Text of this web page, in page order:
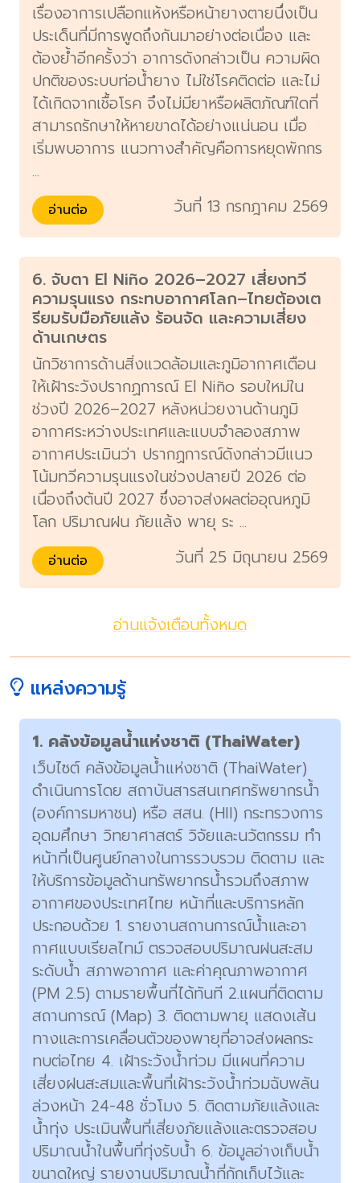
เรื่องอาการเปลือกแห้งหรือหน้ายางตายนึ่งเป็น
ประเด็นที่มีการพูดถึงกันมาอย่างต่อเนื่อง และ
ต้องย้ำอีกครั้งว่า อาการดังกล่าวเป็น ความผิด
ปกติของระบบท่อน้ำยาง ไม่ใช่โรคติดต่อ และไม่
ได้เกิดจากเชื้อโรค จึงไม่มียาหรือผลิตภัณฑ์ใดที่
สามารถรักษาให้หายขาดได้อย่างแน่นอน เมื่อ
เริ่มพบอาการ แนวทางสำคัญคือการหยุดพักกร
...
อ่านต่อ วันที่ 13 กรกฎาคม 2569
6. จับตา El Niño 2026–2027 เสี่ยงทวี
ความรุนแรง กระทบอากาศโลก–ไทยต้องเต
รียมรับมือภัยแล้ง ร้อนจัด และความเสี่ยง
ด้านเกษตร
นักวิชาการด้านสิ่งแวดล้อมและภูมิอากาศเตือน
ให้เฝ้าระวังปรากฏการณ์ El Niño รอบใหม่ใน
ช่วงปี 2026–2027 หลังหน่วยงานด้านภูมิ
อากาศระหว่างประเทศและแบบจำลองสภาพ
อากาศประเมินว่า ปรากฏการณ์ดังกล่าวมีแนว
โน้มทวีความรุนแรงในช่วงปลายปี 2026 ต่อ
เนื่องถึงต้นปี 2027 ซึ่งอาจส่งผลต่ออุณหภูมิ
โลก ปริมาณฝน ภัยแล้ง พายุ ระ ...
อ่านต่อ วันที่ 25 มิถุนายน 2569
อ่านแจ้งเตือนทั้งหมด
แหล่งความรู้
1. คลังข้อมูลน้ำแห่งชาติ (ThaiWater)
เว็บไซต์ คลังข้อมูลน้ำแห่งชาติ (ThaiWater)
ดำเนินการโดย สถาบันสารสนเทศทรัพยากรน้ำ
(องค์การมหาชน) หรือ สสน. (HII) กระทรวงการ
อุดมศึกษา วิทยาศาสตร์ วิจัยและนวัตกรรม ทำ
หน้าที่เป็นศูนย์กลางในการรวบรวม ติดตาม และ
ให้บริการข้อมูลด้านทรัพยากรน้ำรวมถึงสภาพ
อากาศของประเทศไทย หน้าที่และบริการหลัก
ประกอบด้วย 1. รายงานสถานการณ์น้ำและอา
กาศแบบเรียลไทม์ ตรวจสอบปริมาณฝนสะสม
ระดับน้ำ สภาพอากาศ และค่าคุณภาพอากาศ
(PM 2.5) ตามรายพื้นที่ได้ทันที 2.แผนที่ติดตาม
สถานการณ์ (Map) 3. ติดตามพายุ แสดงเส้น
ทางและการเคลื่อนตัวของพายุที่อาจส่งผลกระ
ทบต่อไทย 4. เฝ้าระวังน้ำท่วม มีแผนที่ความ
เสี่ยงฝนสะสมและพื้นที่เฝ้าระวังน้ำท่วมฉับพลัน
ล่วงหน้า 24-48 ชั่วโมง 5. ติดตามภัยแล้งและ
น้ำทุ่ง ประเมินพื้นที่เสี่ยงภัยแล้งและตรวจสอบ
ปริมาณน้ำในพื้นที่ทุ่งรับน้ำ 6. ข้อมูลอ่างเก็บน้ำ
ขนาดใหญ่ รายงานปริมาณน้ำที่กักเก็บไว้และ